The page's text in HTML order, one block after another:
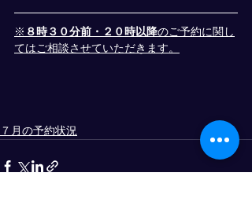
※ ８時３０分前・２０時以降のご予約に関し
てはご相談させていただきます。
７月の予約状況